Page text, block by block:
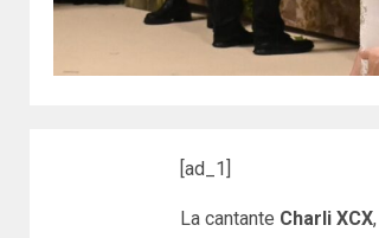
[ad_1]
La cantante Charli XCX